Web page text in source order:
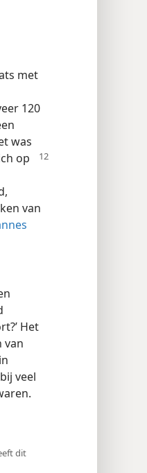
met
120
was
op
van
Het
van
veel
dit